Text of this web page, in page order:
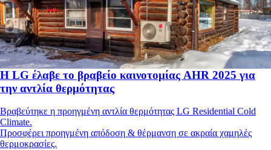
Η LG έλαβε το βραβείο καινοτομίας AHR 2025 για
την αντλία θερμότητας
Βραβεύτηκε η προηγμένη αντλία θερμότητας LG Residential Cold
Climate.
Προσφέρει προηγμένη απόδοση & θέρμανση σε ακραία χαμηλές
θερμοκρασίες.